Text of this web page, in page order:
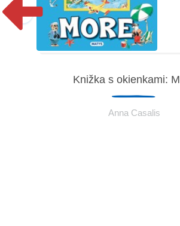
Knižka s okienkami:
Anna Casalis